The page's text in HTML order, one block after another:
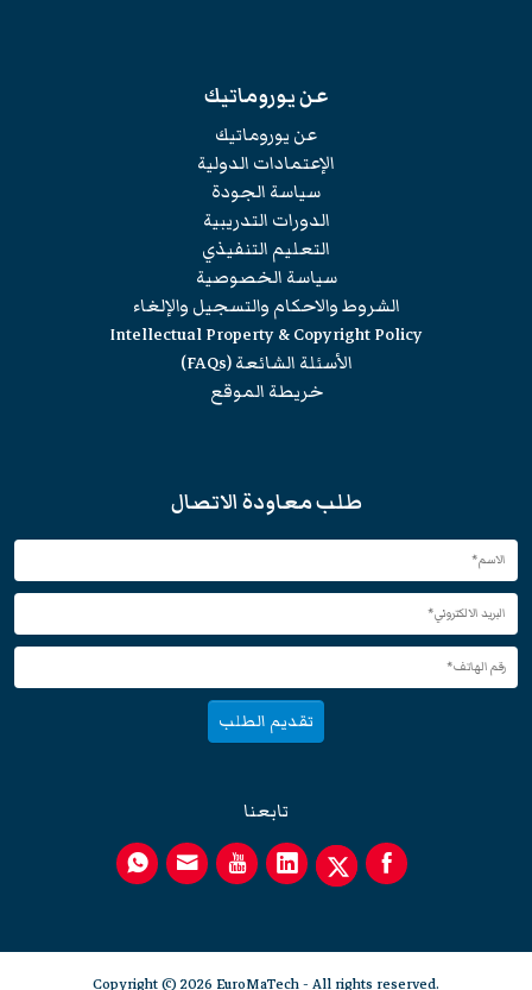
عن يوروماتيك
عن يوروماتيك
الإعتمادات الدولية
سياسة الجودة
الدورات التدريبية
التعليم التنفيذي
سياسة الخصوصية
الشروط والاحكام والتسجيل والإلغاء
Intellectual Property & Copyright Policy
الأسئلة الشائعة (FAQs)
خريطة الموقع
طلب معاودة الاتصال
تقديم الطلب
تابعنا
Copyright © 2026 EuroMaTech - All rights reserved.